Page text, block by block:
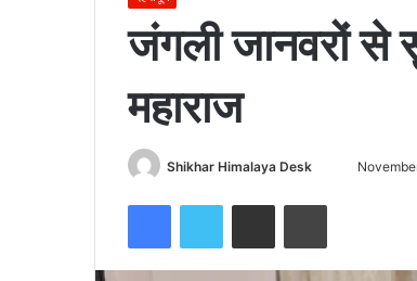
जंगली जानवरों से
महाराज
Shikhar Himalaya Desk
FacebookTwitter Share via Email Print